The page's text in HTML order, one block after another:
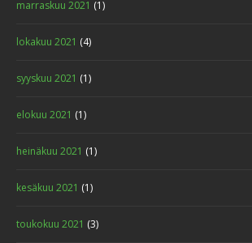
marraskuu 2021 (1)
lokakuu 2021 (4)
syyskuu 2021 (1)
elokuu 2021 (1)
heinäkuu 2021 (1)
kesäkuu 2021 (1)
toukokuu 2021 (3)